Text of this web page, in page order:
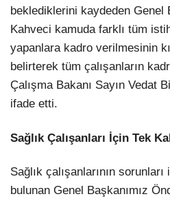
beklediklerini kaydeden Genel
Kahveci kamuda farklı tüm
yapanlara kadro verilmesinin
belirterek tüm çalışanların
Çalışma Bakanı Sayın Vedat
ifade etti.
Sağlık Çalışanları İçin Tek
Sağlık çalışanlarının
bulunan Genel Başkanımız